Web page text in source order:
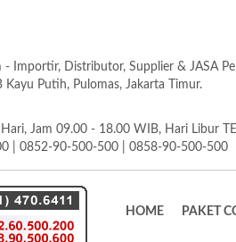
- Importir, Distributor, Supplier & JASA
Putih, Pulomas, Jakarta Timur.
Jam 09.00 - 18.00 WIB, Hari Libur
| 0852-90-500-500 | 0858-90-500-500
HOME PAKET